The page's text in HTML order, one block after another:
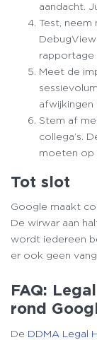
aandacht.
Test, neem
rapportage
Meet de
afwijkingen
Stem af
collega’s.
moeten op
Tot slot
Google maakt
De wirwar aan
wordt iedereen
er ook geen
FAQ:
rond
De DDMA Legal